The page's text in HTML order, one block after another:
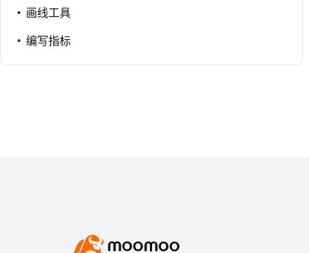
画线工具
编写指标